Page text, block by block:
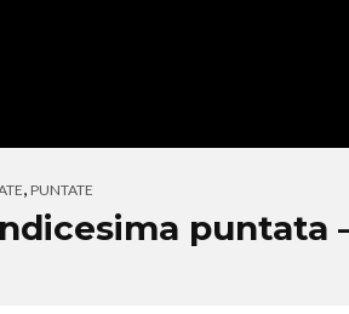
, PUNTATE
puntata